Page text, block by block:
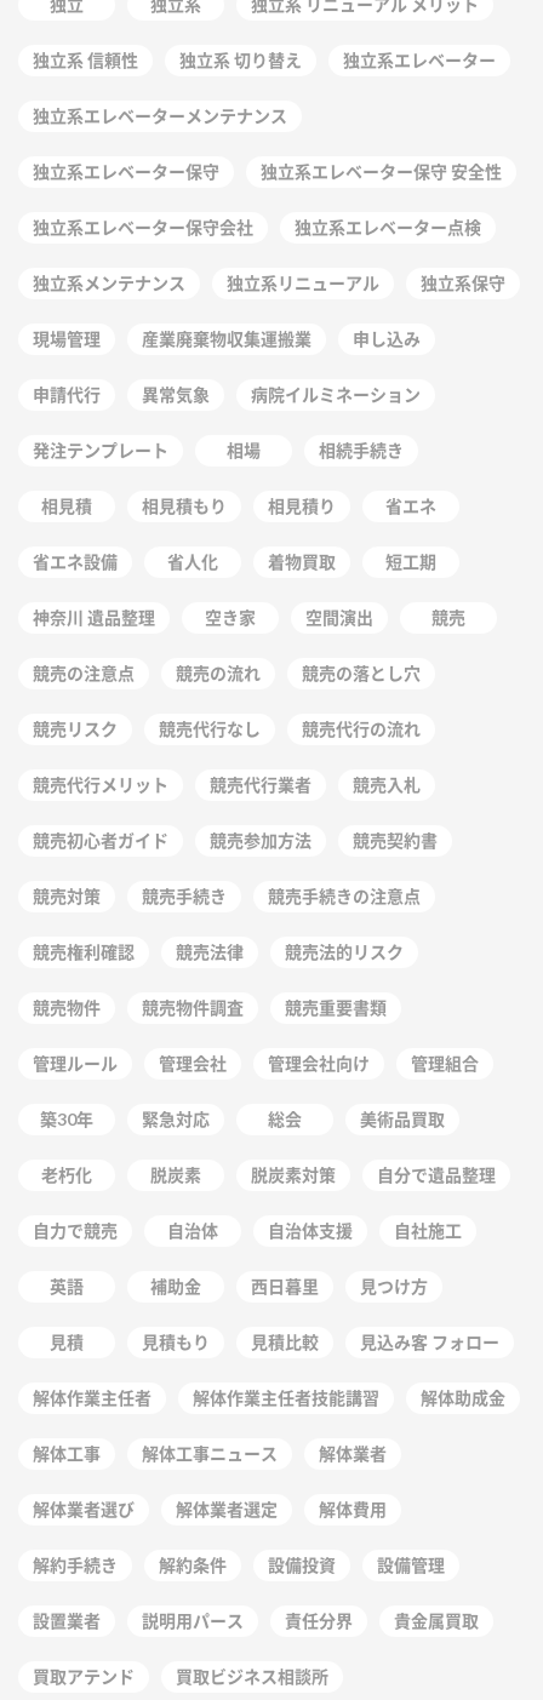
独立 独立系 独立系 リニューアル メリット
独立系 信頼性 独立系 切り替え 独立系エレベーター
独立系エレベーターメンテナンス
独立系エレベーター保守 独立系エレベーター保守 安全性
独立系エレベーター保守会社 独立系エレベーター点検
独立系メンテナンス 独立系リニューアル 独立系保守
現場管理 産業廃棄物収集運搬業 申し込み
申請代行 異常気象 病院イルミネーション
発注テンプレート 相場 相続手続き
相見積 相見積もり 相見積り 省エネ
省エネ設備 省人化 着物買取 短工期
神奈川 遺品整理 空き家 空間演出 競売
競売の注意点 競売の流れ 競売の落とし穴
競売リスク 競売代行なし 競売代行の流れ
競売代行メリット 競売代行業者 競売入札
競売初心者ガイド 競売参加方法 競売契約書
競売対策 競売手続き 競売手続きの注意点
競売権利確認 競売法律 競売法的リスク
競売物件 競売物件調査 競売重要書類
管理ルール 管理会社 管理会社向け 管理組合
築30年 緊急対応 総会 美術品買取
老朽化 脱炭素 脱炭素対策 自分で遺品整理
自力で競売 自治体 自治体支援 自社施工
英語 補助金 西日暮里 見つけ方
見積 見積もり 見積比較 見込み客 フォロー
解体作業主任者 解体作業主任者技能講習 解体助成金
解体工事 解体工事ニュース 解体業者
解体業者選び 解体業者選定 解体費用
解約手続き 解約条件 設備投資 設備管理
設置業者 説明用パース 責任分界 貴金属買取
買取アテンド 買取ビジネス相談所